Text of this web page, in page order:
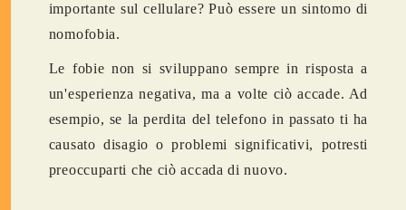
importante sul cellulare? Può essere un sintomo di
nomofobia.
Le fobie non si sviluppano sempre in risposta a
un'esperienza negativa, ma a volte ciò accade. Ad
esempio, se la perdita del telefono in passato ti ha
causato disagio o problemi significativi, potresti
preoccuparti che ciò accada di nuovo.